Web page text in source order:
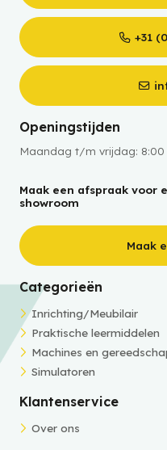
+31
Openingstijden
Maandag t/m vrijdag: 8:00
Maak een afspraak voor
showroom
Maak
Categorieën
Inrichting/Meubilair
Praktische leermiddelen
Machines en
Simulatoren
Klantenservice
Over ons